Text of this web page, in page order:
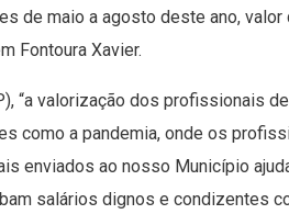
de maio a agosto deste ano,
Fontoura Xavier.
“a valorização dos profissionais
como a pandemia, onde os
enviados ao nosso Município
salários dignos e condizentes